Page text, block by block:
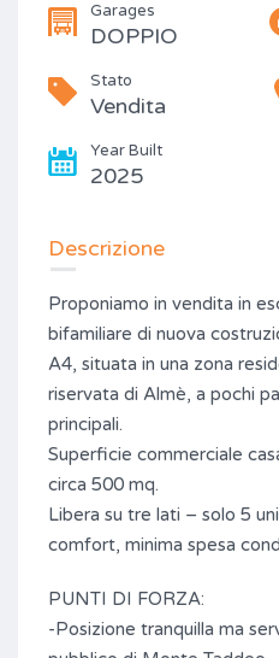
Garages
DOPPIO
Stato
Vendita
Year Built
2025
Descrizione
Proponiamo in vendita in
bifamiliare di nuova
A4, situata in una zona
riservata di Almè, a pochi
principali.
Superficie commerciale
circa 500 mq.
Libera su tre lati – solo 5
comfort, minima spesa
PUNTI DI FORZA:
-Posizione tranquilla ma